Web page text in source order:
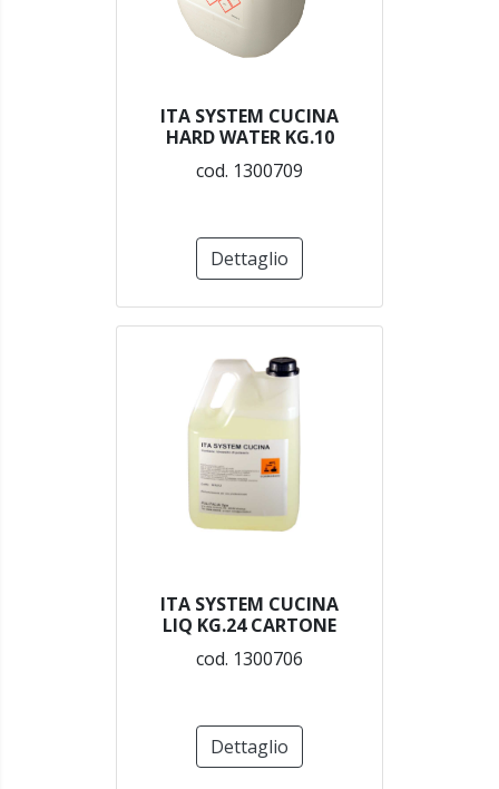
ITA SYSTEM CUCINA
HARD WATER KG.10
cod. 1300709
Dettaglio
ITA SYSTEM CUCINA
LIQ KG.24 CARTONE
cod. 1300706
Dettaglio